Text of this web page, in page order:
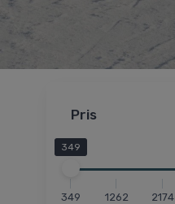
Pris
349
349 1262 2174